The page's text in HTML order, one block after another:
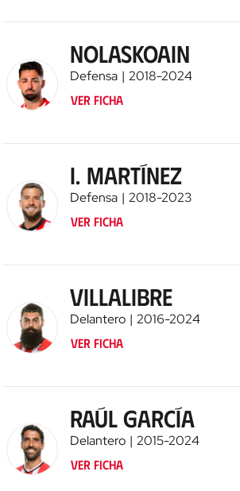
Nolaskoain
Defensa 2018-2024
Ver ficha
I. Martínez
Defensa 2018-2023
Ver ficha
Villalibre
Delantero 2016-2024
Ver ficha
Raúl García
Delantero 2015-2024
Ver ficha